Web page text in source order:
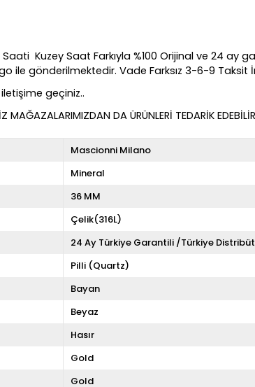
Saati Kuzey Saat Farkıyla %100 Orijinal ve 24
ile gönderilmektedir. Vade Farksız 3-6-9 Taksit
geçiniz..
MAĞAZALARIMIZDAN DA ÜRÜNLERİ TEDARİK
Mascionni Milano
Mineral
36 MM
Çelik(316L)
24 Ay Türkiye Garantili /Türkiye
Pilli (Quartz)
Bayan
Beyaz
Hasır
Gold
Gold